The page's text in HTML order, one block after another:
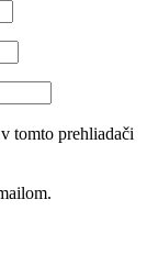
tomto prehliadači